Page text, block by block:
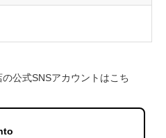
公式SNSアカウントはこち